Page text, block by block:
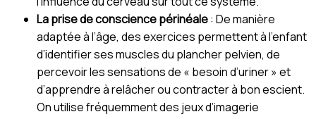
La prise de conscience périnéale: De manière
adaptée à l’âge, des exercices permettent à l’enfant
d’identifier ses muscles du plancher pelvien, de
percevoir les sensations de « besoin d’uriner » et
d’apprendre à relâcher ou contracter à bon escient.
On utilise fréquemment des jeux d’imagerie